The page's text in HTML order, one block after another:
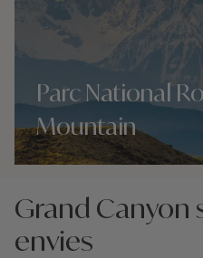
Parc National
Mountain
Grand Canyon
envies